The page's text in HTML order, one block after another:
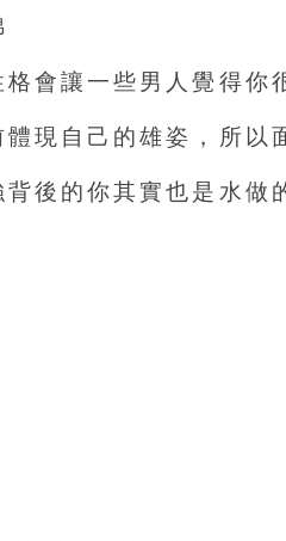
會讓一些男人覺得
現自己的雄姿，所
後的你其實也是水做